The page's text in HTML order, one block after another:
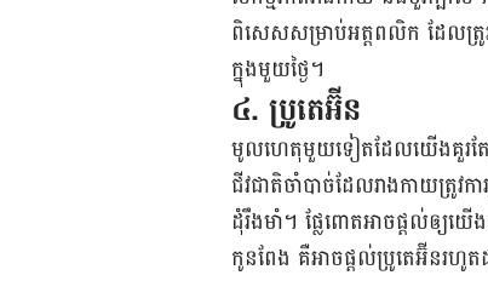
ពិសេស​​សម្រាប់​អត្តពលិក ដែល​ត្រូ
ក្នុង​មួយ​ថ្ងៃ​។
៤. ប្រូតេអ៊ីន
មូល​ហេតុ​មួយ​ទៀត​ដែល​យើង​​គួរ​តែ​
ជីវជាតិ​​ចាំបាច់​ដែល​រាង​កាយ​ត្រូវ​
ដុំ​រឹង​មាំ។ ផ្លែ​ពោត​អាច​ផ្ដល់​​ឲ្យ​យ
កូន​ពែង គឺ​អាច​ផ្ដល់​ប្រូតេអ៊ីន​រហូ